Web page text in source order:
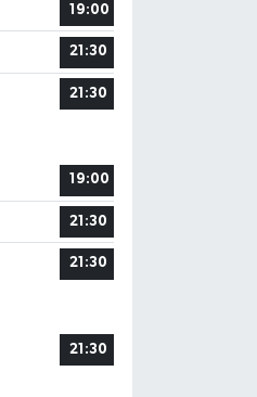
19:00
21:30
21:30
19:00
21:30
21:30
21:30